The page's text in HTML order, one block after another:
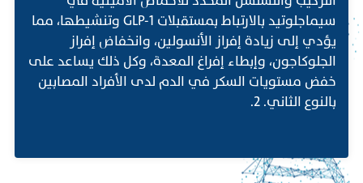
سيماجلوتيد بالارتباط بمستقبلات GLP-1 وتنشيطها، مما
يؤدي إلى زيادة إفراز الأنسولين، وانخفاض إفراز
الجلوكاجون، وإبطاء إفراغ المعدة، وكل ذلك يساعد على
خفض مستويات السكر في الدم لدى الأفراد المصابين
بالنوع الثاني. 2.